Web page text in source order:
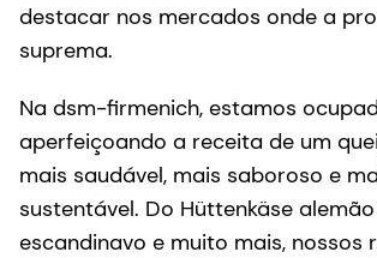
destacar nos mercados onde a
suprema.
Na dsm-firmenich, estamos
aperfeiçoando a receita de um
mais saudável, mais saboroso e
sustentável. Do Hüttenkäse
escandinavo e muito mais, nossos